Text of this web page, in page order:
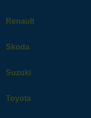
Renault
Skoda
Suzuki
Toyota